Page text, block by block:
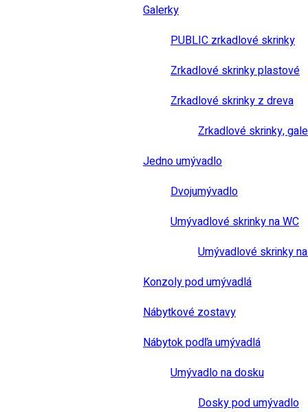
Galerky
PUBLIC zrkadlové skrinky
Zrkadlové skrinky plastové
Zrkadlové skrinky z dreva
Zrkadlové skrinky,
Jedno umývadlo
Dvojumývadlo
Umývadlové skrinky na WC
Umývadlové skrinky
Konzoly pod umývadlá
Nábytkové zostavy
Nábytok podľa umývadlá
Umývadlo na dosku
Dosky pod umývadlo